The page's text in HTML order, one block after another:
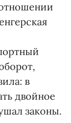
в
двойное
законы.